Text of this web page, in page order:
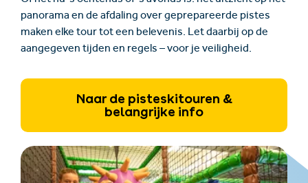
panorama en de afdaling over geprepareerde pistes
maken elke tour tot een belevenis. Let daarbij op de
aangegeven tijden en regels – voor je veiligheid.
Naar de pisteskitouren &
belangrijke info